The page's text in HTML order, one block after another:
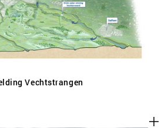
Vechtstrangen